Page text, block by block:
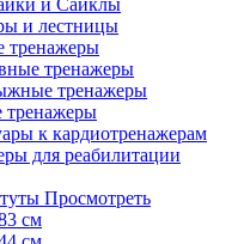
и Сайклы
и лестницы
тренажеры
тренажеры
тренажеры
тренажеры
к кардиотренажерам
для реабилитации
Просмотреть
см